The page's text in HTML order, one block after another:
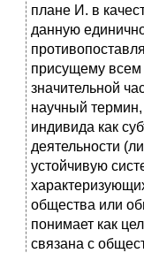
плане И. в
данную
присущему всем
значительной
научный
индивида как
деятельности
устойчивую
общества или
понимает как
связана с